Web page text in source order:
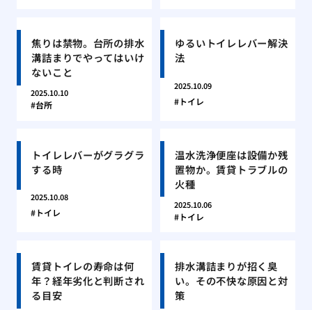
焦りは禁物。台所の排水
溝詰まりでやってはいけ
ないこと
2025.10.10
台所
ゆるいトイレレバー解決
法
2025.10.09
トイレ
トイレレバーがグラグラ
する時
2025.10.08
トイレ
温水洗浄便座は設備か残
置物か。賃貸トラブルの
火種
2025.10.06
トイレ
賃貸トイレの寿命は何
年？経年劣化と判断され
る目安
排水溝詰まりが招く臭
い。その不快な原因と対
策